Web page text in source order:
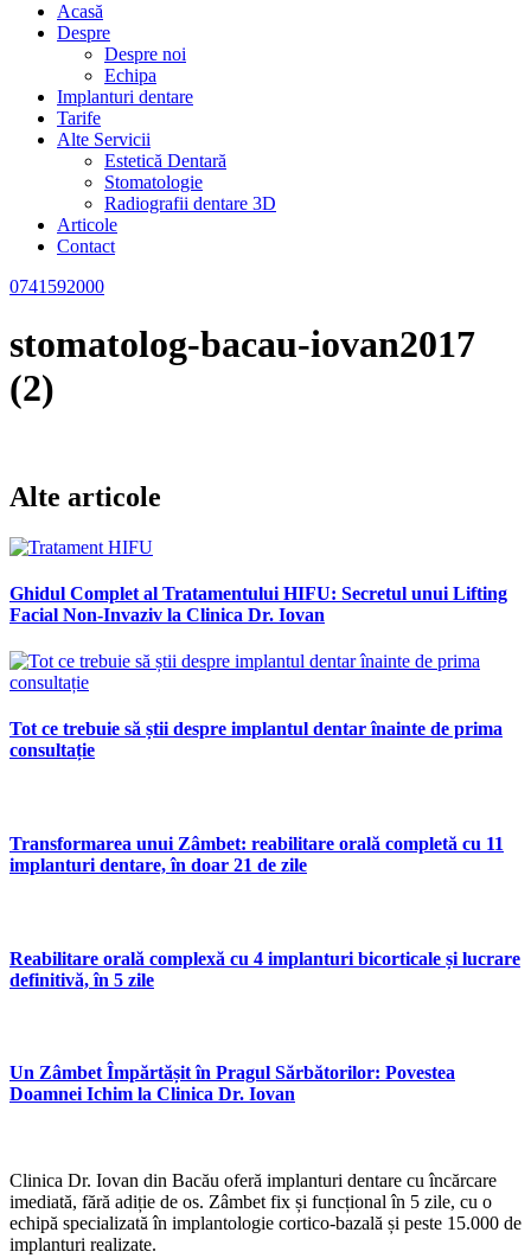
Acasă
Despre
Despre noi
Echipa
Implanturi dentare
Tarife
Alte Servicii
Estetică Dentară
Stomatologie
Radiografii dentare 3D
Articole
Contact
0741592000
stomatolog-bacau-iovan2017
(2)
Alte articole
Ghidul Complet al Tratamentului HIFU: Secretul unui Lifting
Facial Non-Invaziv la Clinica Dr. Iovan
Tot ce trebuie să știi despre implantul dentar înainte de prima
consultație
Transformarea unui Zâmbet: reabilitare orală completă cu 11
implanturi dentare, în doar 21 de zile
Reabilitare orală complexă cu 4 implanturi bicorticale și lucrare
definitivă, în 5 zile
Un Zâmbet Împărtășit în Pragul Sărbătorilor: Povestea
Doamnei Ichim la Clinica Dr. Iovan
Clinica Dr. Iovan din Bacău oferă implanturi dentare cu încărcare
imediată, fără adiție de os. Zâmbet fix și funcțional în 5 zile, cu o
echipă specializată în implantologie cortico-bazală și peste 15.000 de
implanturi realizate.